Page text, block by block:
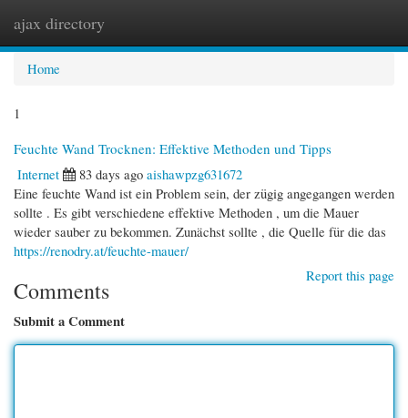
ajax directory
Home
1
Feuchte Wand Trocknen: Effektive Methoden und Tipps
Internet
83 days ago aishawpzg631672
Eine feuchte Wand ist ein Problem sein, der zügig angegangen werden
sollte . Es gibt verschiedene effektive Methoden , um die Mauer
wieder sauber zu bekommen. Zunächst sollte , die Quelle für die das
https://renodry.at/feuchte-mauer/
Report this page
Comments
Submit a Comment